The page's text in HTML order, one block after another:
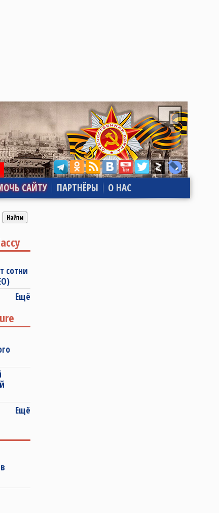
САЙТУ ПАРТНЁРЫ О НАС
сотни
Ещё
Ещё